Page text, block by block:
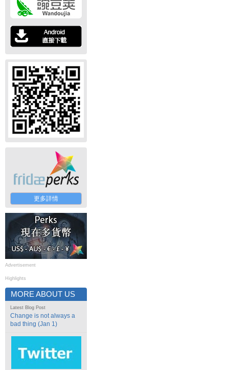
更多詳情
Advertisement
Highlights
MORE ABOUT US
Latest Blog Post
Change is not always a
bad thing (Jan 1)